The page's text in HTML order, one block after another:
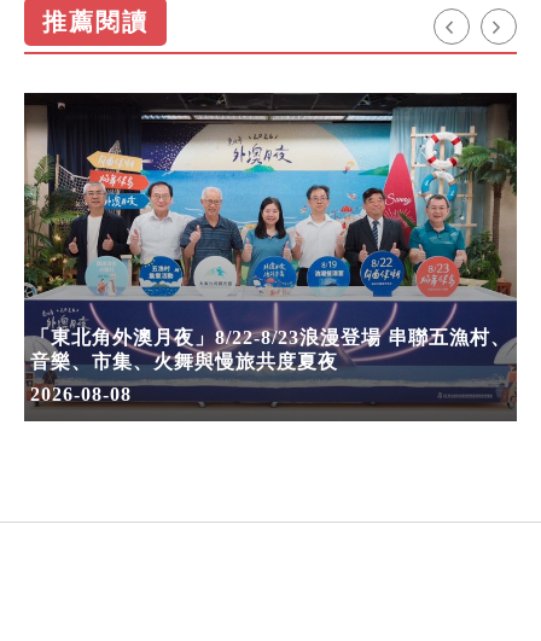
推薦閱讀
「東北角外澳月夜」8/22-8/23浪漫登場 串聯五漁村、
音樂、市集、火舞與慢旅共度夏夜
2026-08-08